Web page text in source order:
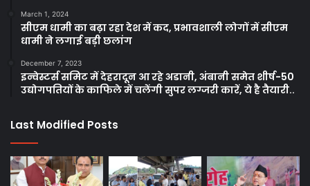
March 1, 2024
सीएम धामी का बढ़ा रहा देश में कद, प्रभावशाली लोगों में सीएम
धामी ने लगाई बड़ी छलांग
December 7, 2023
इन्वेस्टर्स समिट में देहरादून आ रहे अडानी, अंबानी समेत शीर्ष-50
उद्योगपतियों के काफिले में चलेंगी सुपर लग्जरी कारें, ये है तैयारी..
Last Modified Posts